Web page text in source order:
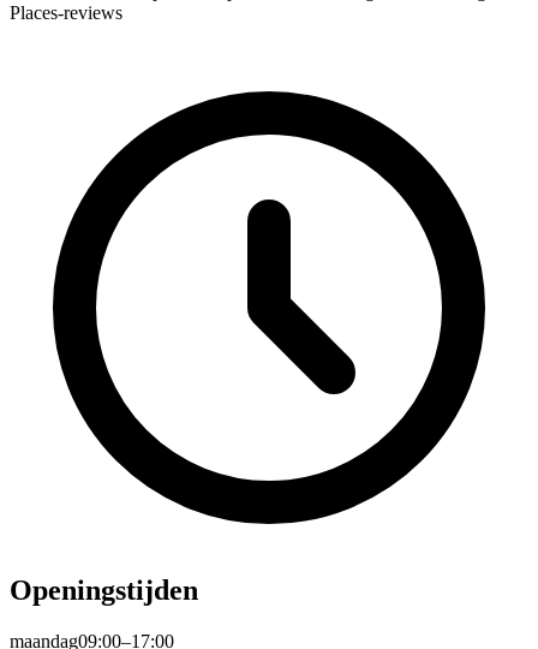
Places-reviews
Openingstijden
maandag09:00–17:00